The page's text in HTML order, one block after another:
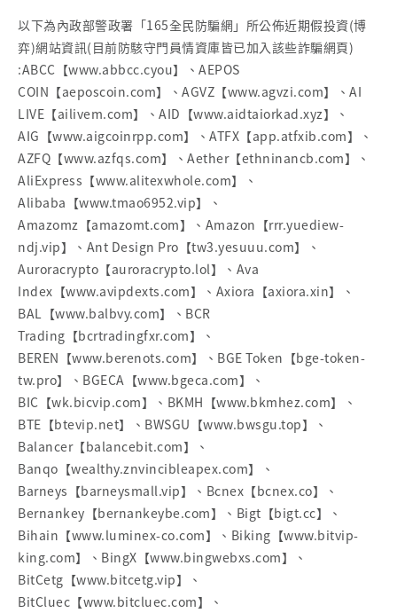
以下為內政部警政署「165全民防騙網」所公佈近期假投資(博
弈)網站資訊(目前防駭守門員情資庫皆已加入該些詐騙網頁)
:ABCC【www.abbcc.cyou】、AEPOS
COIN【aeposcoin.com】、AGVZ【www.agvzi.com】、AI
LIVE【ailivem.com】、AID【www.aidtaiorkad.xyz】、
AIG【www.aigcoinrpp.com】、ATFX【app.atfxib.com】、
AZFQ【www.azfqs.com】、Aether【ethninancb.com】、
AliExpress【www.alitexwhole.com】、
Alibaba【www.tmao6952.vip】、
Amazomz【amazomt.com】、Amazon【rrr.yuediew-
ndj.vip】、Ant Design Pro【tw3.yesuuu.com】、
Auroracrypto【auroracrypto.lol】、Ava
Index【www.avipdexts.com】、Axiora【axiora.xin】、
BAL【www.balbvy.com】、BCR
Trading【bcrtradingfxr.com】、
BEREN【www.berenots.com】、BGE Token【bge-token-
tw.pro】、BGECA【www.bgeca.com】、
BIC【wk.bicvip.com】、BKMH【www.bkmhez.com】、
BTE【btevip.net】、BWSGU【www.bwsgu.top】、
Balancer【balancebit.com】、
Banqo【wealthy.znvincibleapex.com】、
Barneys【barneysmall.vip】、Bcnex【bcnex.co】、
Bernankey【bernankeybe.com】、Bigt【bigt.cc】、
Bihain【www.luminex-co.com】、Biking【www.bitvip-
king.com】、BingX【www.bingwebxs.com】、
BitCetg【www.bitcetg.vip】、
BitCluec【www.bitcluec.com】、